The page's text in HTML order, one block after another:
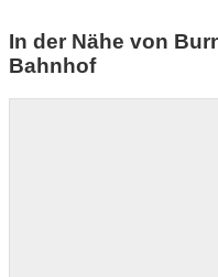
In der Nähe von
Bahnhof